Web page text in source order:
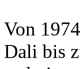
Von
Dali bis